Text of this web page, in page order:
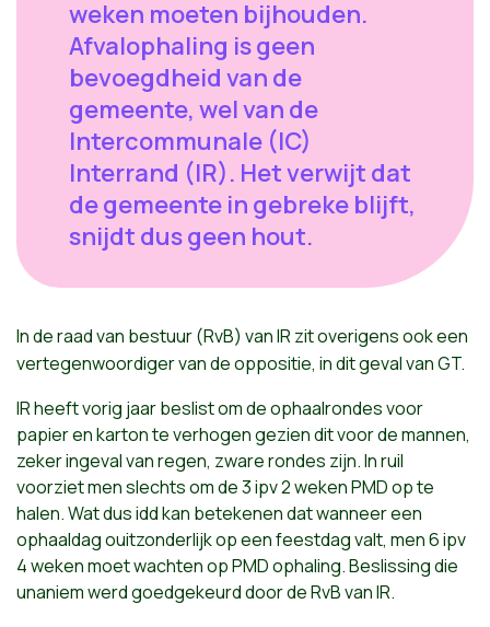
weken moeten bijhouden.
Afvalophaling is geen
bevoegdheid van de
gemeente, wel van de
Intercommunale (IC)
Interrand (IR). Het verwijt dat
de gemeente in gebreke blijft,
snijdt dus geen hout.
In deraadvan bestuur(RvB) vanIRzitoverigensookeen
vertegenwoordigervan deoppositie, inditgevalvan GT.
IR heeft vorig jaar beslist om de ophaalrondes voor
papier en karton te verhogen gezien dit voor de mannen,
zeker ingeval van regen, zware rondes zijn. In ruil
voorziet men slechts om de 3 ipv 2 weken PMD op te
halen. Wat dus idd kan betekenen dat wanneer een
ophaaldag ouitzonderlijk op een feestdag valt, men 6 ipv
4 weken moet wachten op PMD ophaling. Beslissing die
unaniem werd goedgekeurd door de RvB van IR.